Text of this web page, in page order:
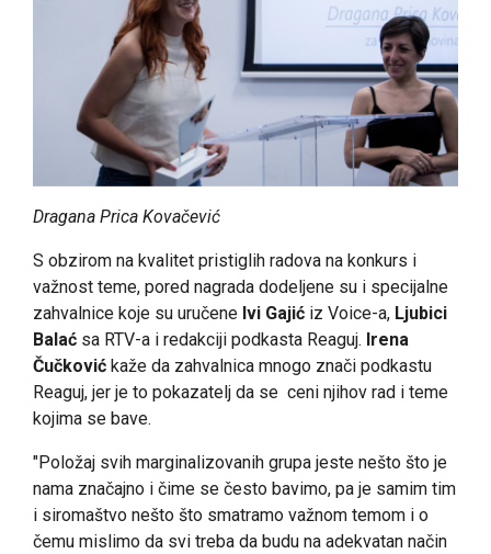
Dragana Prica Kovačević
S obzirom na kvalitet pristiglih radova na konkurs i
važnost teme, pored nagrada dodeljene su i specijalne
zahvalnice koje su uručene Ivi Gajić iz Voice-a, Ljubici
Balać sa RTV-a i redakciji podkasta Reaguj. Irena
Čučković kaže da zahvalnica mnogo znači podkastu
Reaguj, jer je to pokazatelj da se ceni njihov rad i teme
kojima se bave.
"Položaj svih marginalizovanih grupa jeste nešto što je
nama značajno i čime se često bavimo, pa je samim tim
i siromaštvo nešto što smatramo važnom temom i o
čemu mislimo da svi treba da budu na adekvatan način